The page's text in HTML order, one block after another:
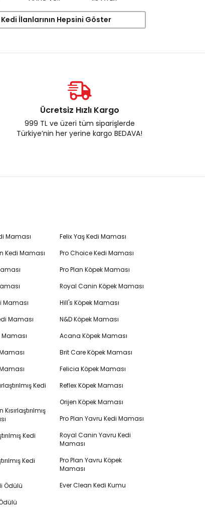
Kedi İlanlarının Hepsini Göster
Ücretsiz Hızlı Kargo
999 TL ve üzeri tüm siparişlerde
Türkiye’nin her yerine kargo BEDAVA!
Maması
Kedi Maması
Maması
Maması
Kedi
Kedi
Kedi
Ödülü
Felix Yaş Kedi Maması
Pro Choice Kedi Maması
Pro Plan Köpek Maması
Royal Canin Köpek Maması
Hill's Köpek Maması
N&D Köpek Maması
Acana Köpek Maması
Brit Care Köpek Maması
Felicia Köpek Maması
Reflex Köpek Maması
Orijen Köpek Maması
Pro Plan Yavru Kedi Maması
Royal Canin Yavru Kedi
Maması
Pro Plan Yavru Köpek
Maması
Ever Clean Kedi Kumu